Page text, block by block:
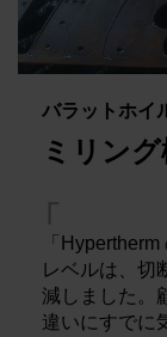
バラットホイ
ミリン
「
レベルは、切
減しました。
違いにすでに